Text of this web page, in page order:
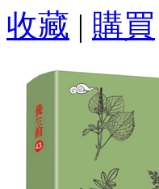
收藏 | 購買